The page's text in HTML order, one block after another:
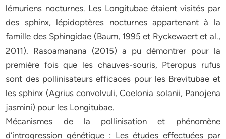
lémuriens nocturnes. Les Longitubae étaient visités par
des sphinx, lépidoptères nocturnes appartenant à la
famille des Sphingidae (Baum, 1995 et Ryckewaert et al.,
2011). Rasoamanana (2015) a pu démontrer pour la
première fois que les chauves-souris, Pteropus rufus
sont des pollinisateurs efficaces pour les Brevitubae et
les sphinx (Agrius convolvuli, Coelonia solanii, Panojena
jasmini) pour les Longitubae.
Mécanismes de la pollinisation et phénomène
d’introgression génétique : Les études effectuées par